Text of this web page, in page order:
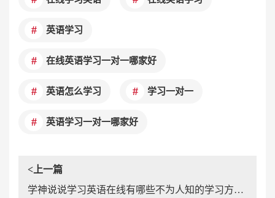
英语学习
在线英语学习一对一哪家好
英语怎么学习 学习一对一
英语学习一对一哪家好
<上一篇
学神说说学习英语在线有哪些不为人知的学习方法窍门